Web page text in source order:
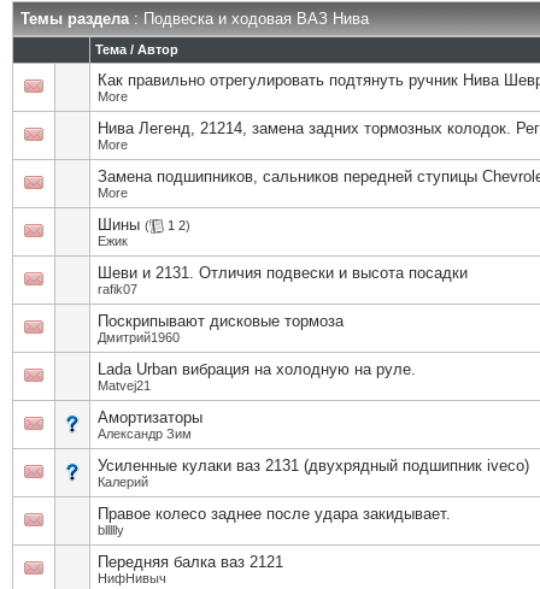
Темы раздела: Подвеска и ходовая ВАЗ Нива
Тема / Автор
Как правильно отрегулировать подтянуть ручник Нива
More
Нива Легенд, 21214, замена задних тормозных колодок.
More
Замена подшипников, сальников передней ступицы
More
Шины ( 1 2)
Eжик
Шеви и 2131. Отличия подвески и высота посадки
rafik07
Поскрипывают дисковые тормоза
Дмитрий1960
Lada Urban вибрация на холодную на руле.
Matvej21
Амортизаторы
Александр Зим
Усиленные кулаки ваз 2131 (двухрядный подшипник iveco)
Калерий
Правое колесо заднее после удара закидывает.
bllllly
Передняя балка ваз 2121
НифНивыч